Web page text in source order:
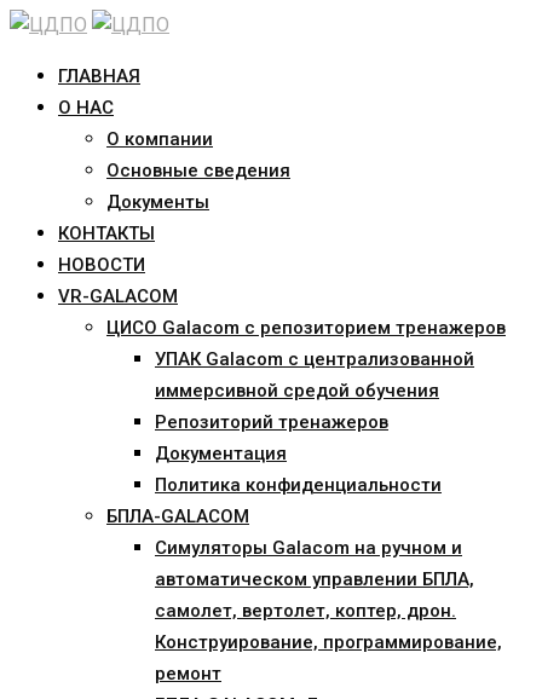
Skip
contentГЛАВНАЯ
О НАС
О компании
Основные сведения
Документы
КОНТАКТЫ
НОВОСТИ
VR-GALACOM
ЦИСО Galacom с репозиторием тренажеров
УПАК Galacom с централизованной
иммерсивной средой обучения
Репозиторий тренажеров
Документация
Политика конфиденциальности
БПЛА-GALACOM
Симуляторы Galacom на ручном и
автоматическом управлении БПЛА,
самолет, вертолет, коптер, дрон.
Конструирование, программирование,
ремонт